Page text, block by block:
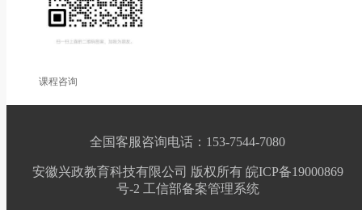
课程咨询
全国客服咨询电话：153-7544-7080
安徽兴政教育科技有限公司 版权所有 皖ICP备19000869
号-2 工信部备案管理系统